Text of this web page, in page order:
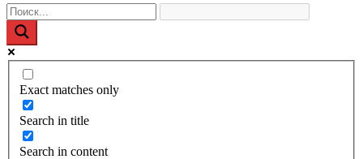
Exact matches only
Search in title
Search in content